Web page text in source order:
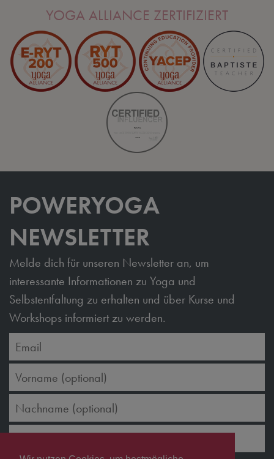
YOGA ALLIANCE ZERTIFIZIERT
POWERYOGA
NEWSLETTER
Melde dich für unseren Newsletter an, um
interessante Informationen zu Yoga und
Selbstentfaltung zu erhalten und über Kurse und
Workshops informiert zu werden.